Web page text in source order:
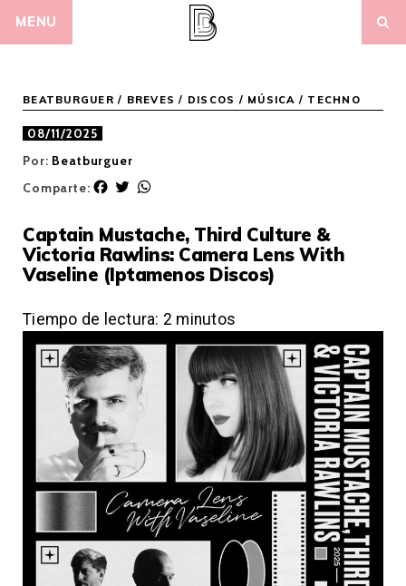
MENU
BEATBURGUER / BREVES / DISCOS / MÚSICA / TECHNO
08/11/2025
Por: Beatburguer
Comparte:
F
e
b
o
k
T
t
t
e
t
s
A
p
Captain Mustache, Third Culture &
Victoria Rawlins: Camera Lens With
Vaseline (Iptamenos Discos)
Tiempo de lectura: 2 minutos